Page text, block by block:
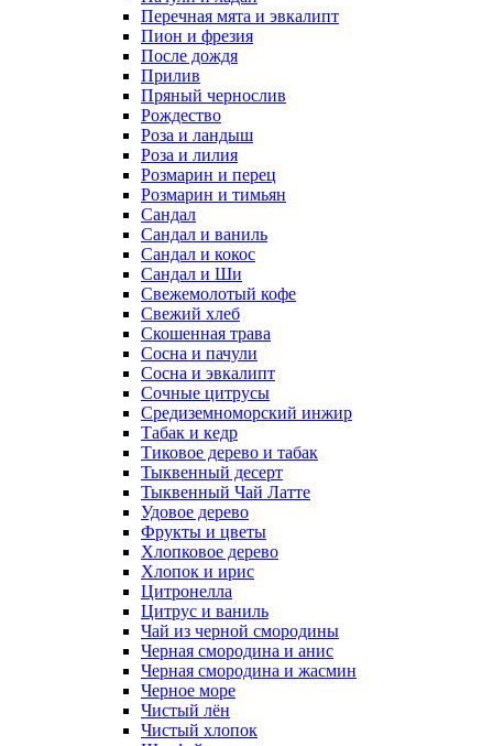
Перечная мята и эвкалипт
Пион и фрезия
После дождя
Прилив
Пряный чернослив
Рождество
Роза и ландыш
Роза и лилия
Розмарин и перец
Розмарин и тимьян
Сандал
Сандал и ваниль
Сандал и кокос
Сандал и Ши
Свежемолотый кофе
Свежий хлеб
Скошенная трава
Сосна и пачули
Сосна и эвкалипт
Сочные цитрусы
Средиземноморский инжир
Табак и кедр
Тиковое дерево и табак
Тыквенный десерт
Тыквенный Чай Латте
Удовое дерево
Фрукты и цветы
Хлопковое дерево
Хлопок и ирис
Цитронелла
Цитрус и ваниль
Чай из черной смородины
Черная смородина и анис
Черная смородина и жасмин
Черное море
Чистый лён
Чистый хлопок